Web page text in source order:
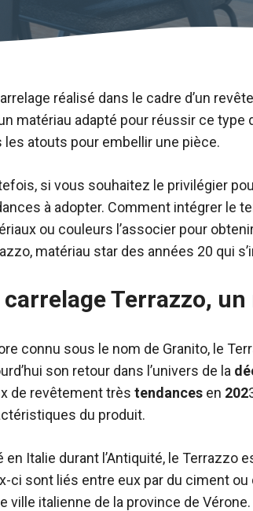
réalisé dans le cadre d’un
matériau adapté pour réussir ce type
les atouts pour embellir une pièce.
si vous souhaitez le privilégier
à adopter. Comment intégrer le
ou couleurs l’associer pour
matériau star des années 20 qui
carrelage Terrazzo,
connu sous le nom de Granito, le
son retour dans l’univers de la
de revêtement très tendances en 202
du produit.
en Italie durant l’Antiquité, le Terrazzo
ci sont liés entre eux par du ciment
ville italienne de la province de